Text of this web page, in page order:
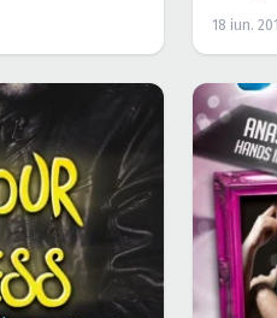
18 iun.